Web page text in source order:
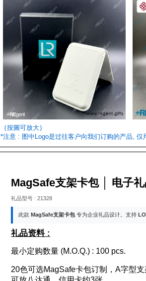
｛按圖可放大｝
*注意 : 图中Logo是过往客户向我们订购的产品, 仅
MagSafe支架卡包 │ 电子
礼品型号 : 21328
此款MagSafe支架卡包专为企业礼品设计。支持
礼品资料 :
最小定购数量 (M.O.Q.) : 100 pcs.
20色可选MagSafe卡包订制，A字型支